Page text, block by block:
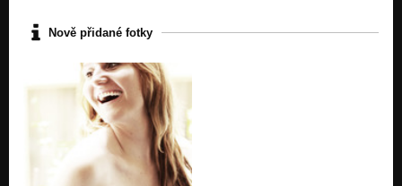
Nově přidané fotky